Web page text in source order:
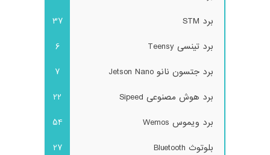
برد STM
37
برد تینسی Teensy
6
برد جتسون نانو Jetson Nano
7
برد هوش مصنوعی Sipeed
22
برد ویموس Wemos
54
بلوتوث Bluetooth
27